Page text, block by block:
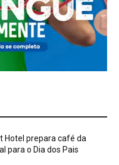
Hotel prepara café da
para o Dia dos Pais